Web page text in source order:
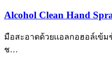
Alcohol Clean Hand
มือสะอาดด้วยเเอลกอฮอล์เข้ม
ช…